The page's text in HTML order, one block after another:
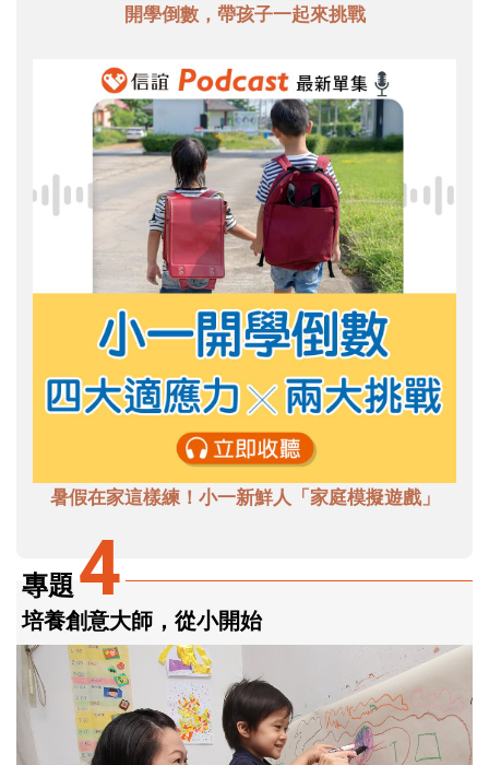
開學倒數，帶孩子一起來挑戰
暑假在家這樣練！小一新鮮人「家庭模擬遊戲」
專題4
培養創意大師，從小開始